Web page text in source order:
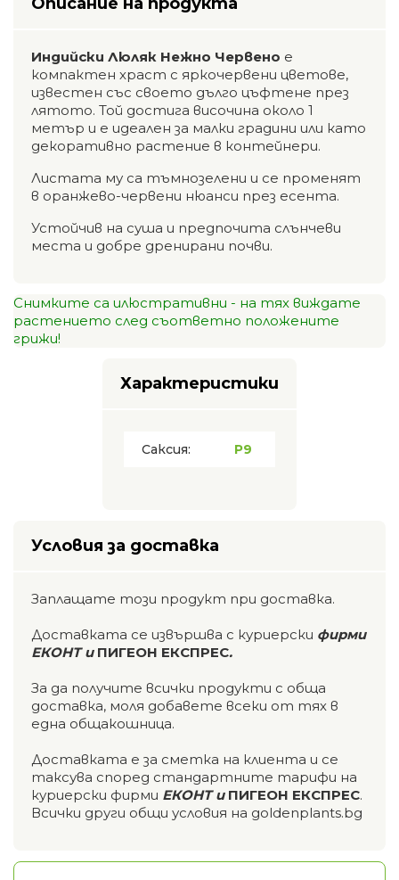
Индийски Люляк Нежно Червено е
компактен храст с яркочервени цветове,
известен със своето дълго цъфтене през
лятото. Той достига височина около 1
метър и е идеален за малки градини или като
декоративно растение в контейнери.
Листата му са тъмнозелени и се променят
в оранжево-червени нюанси през есента.
Устойчив на суша и предпочита слънчеви
места и добре дренирани почви.
Снимките са илюстративни - на тях виждате
растението след съответно положените
грижи!
Характеристики
Саксия: P9
Условия за доставка
Заплащате този продукт при доставка.
Доставката се извършва с куриерски фирми
ЕКОНТ и ПИГЕОН ЕКСПРЕС.
За да получите всички продукти с обща
доставка, моля добавете всеки от тях в
една общакошница.
Доставката е за сметка на клиента и се
таксува според стандартните тарифи на
куриерски фирми ЕКОНТ и ПИГЕОН ЕКСПРЕС.
Всички други общи условия на goldenplants.bg